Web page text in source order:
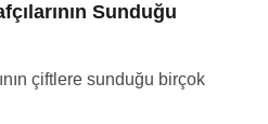
Sunduğu
çiftlere sunduğu birçok